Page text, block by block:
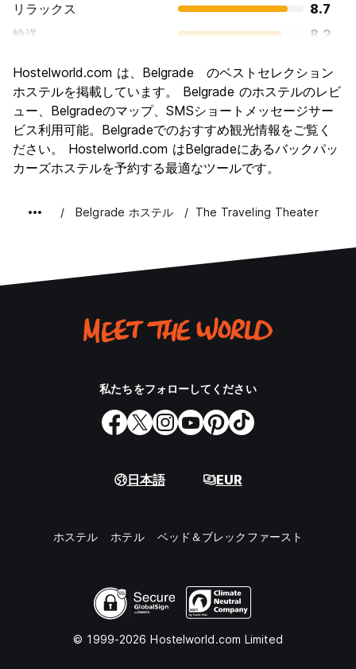
リラックス
8.7
輸送
8.2
文化
8.7
ナイトライフ
9.0
コストパフォーマンス
9.2
Hostelworld.com は、Belgrade のベストセレクション
ホステルを掲載しています。 Belgrade のホステルのレビ
ュー、Belgradeのマップ、SMSショートメッセージサー
ビス利用可能。Belgradeでのおすすめ観光情報をご覧く
ださい。 Hostelworld.com はBelgradeにあるバックパッ
カーズホステルを予約する最適なツールです。
Belgrade ホステル The Traveling Theater
私たちをフォローしてください
日本語 EUR
ホステル ホテル ベッド＆ブレックファースト
© 1999-2026 Hostelworld.com Limited